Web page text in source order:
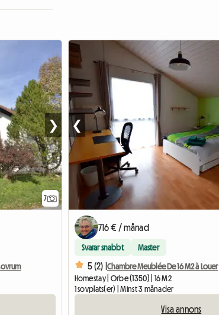
7
❯ ❮
716 € / månad
Svarar snabbt Master
5 (2) | Chambre Meublée De 16 M2 à Louer
Homestay | Orbe (1350) | 16 M2
1 sovplats(er) | Minst 3 månader
Visa annons